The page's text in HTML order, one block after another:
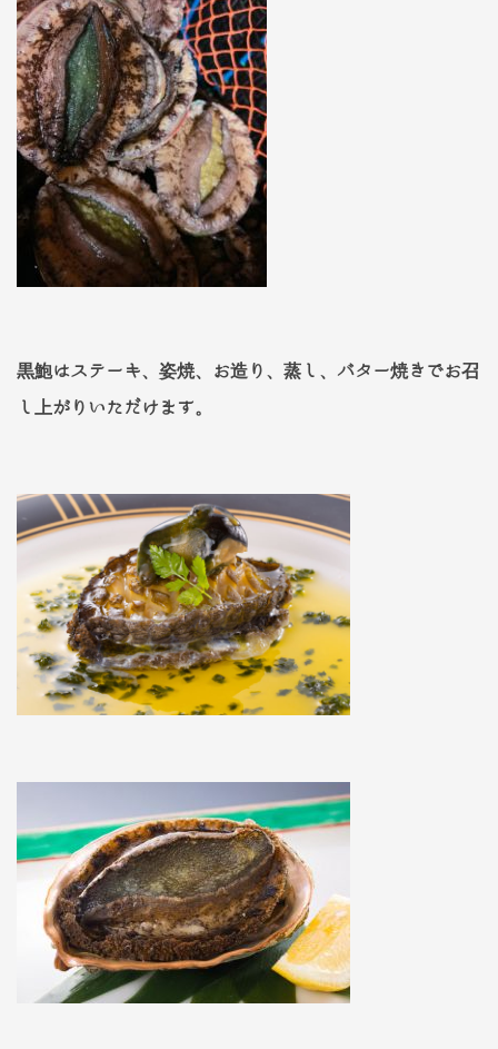
黒鮑はステーキ、姿焼、お造り、蒸し、バター焼きでお召
し上がりいただけます。